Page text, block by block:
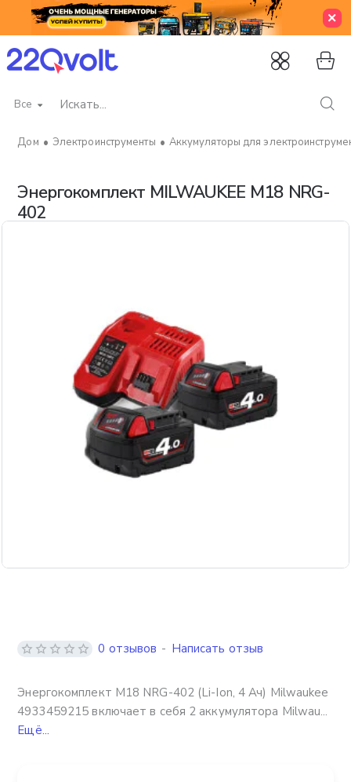
Все
Искать...
Энергокомплект MILWAUKEE M18 NRG-
402
Электроинструменты Аккумуляторы для
Энергокомплект M18 NRG-402 (Li-Ion, 4 Ач) Milwaukee
4933459215 включает в себя 2 аккумулятора Milwau...
Ещё...
0 отзывов - Написать отзыв